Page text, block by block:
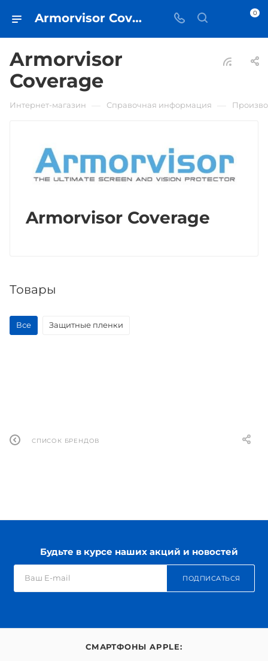
Armorvisor Coverage - iЧехол 0
Armorvisor
Coverage
Интернет-магазин Справочная информация
Armorvisor Coverage
Товары
Все Защитные пленки
СПИСОК БРЕНДОВ
Будьте в курсе наших акций и новостей
ПОДПИСАТЬСЯ
СМАРТФОНЫ APPLE: